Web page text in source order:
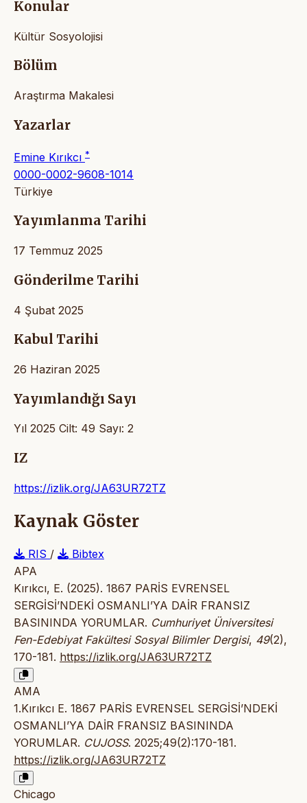
Konular
Kültür Sosyolojisi
Bölüm
Araştırma Makalesi
Yazarlar
Emine Kırıkcı *
0000-0002-9608-1014
Türkiye
Yayımlanma Tarihi
17 Temmuz 2025
Gönderilme Tarihi
4 Şubat 2025
Kabul Tarihi
26 Haziran 2025
Yayımlandığı Sayı
Yıl 2025 Cilt: 49 Sayı: 2
IZ
https://izlik.org/JA63UR72TZ
Kaynak Göster
RIS /
Bibtex
APA
Kırıkcı, E. (2025). 1867 PARİS EVRENSEL
SERGİSİ’NDEKİ OSMANLI’YA DAİR FRANSIZ
BASININDA YORUMLAR. Cumhuriyet Üniversitesi
Fen-Edebiyat Fakültesi Sosyal Bilimler Dergisi, 49(2),
170-181. https://izlik.org/JA63UR72TZ
AMA
1.Kırıkcı E. 1867 PARİS EVRENSEL SERGİSİ’NDEKİ
OSMANLI’YA DAİR FRANSIZ BASININDA
YORUMLAR. CUJOSS. 2025;49(2):170-181.
https://izlik.org/JA63UR72TZ
Chicago